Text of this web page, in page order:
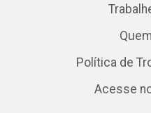
Política de
Acesse